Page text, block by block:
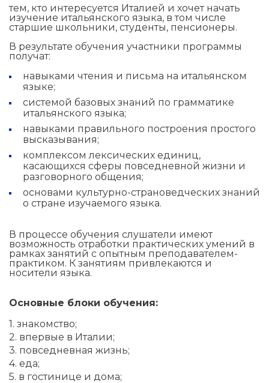
тем, кто интересуется Италией и хочет начать
изучение итальянского языка, в том числе
старшие школьники, студенты, пенсионеры.
В результате обучения участники программы
получат:
навыками чтения и письма на итальянском
языке;
системой базовых знаний по грамматике
итальянского языка;
навыками правильного построения простого
высказывания;
комплексом лексических единиц,
касающихся сферы повседневной жизни и
разговорного общения;
основами культурно-страноведческих знаний
о стране изучаемого языка.
В процессе обучения слушатели имеют
возможность отработки практических умений в
рамках занятий с опытным преподавателем-
практиком. К занятиям привлекаются и
носители языка.
Основные блоки обучения:
1. знакомство;
2. впервые в Италии;
3. повседневная жизнь;
4. еда;
5. в гостинице и дома;